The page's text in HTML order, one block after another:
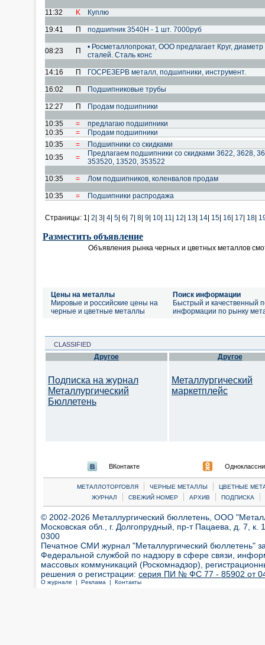
11:32 K Куплю
19:41 П подшипник 3540Н - 1 шт. 7000руб
08:23 П
• Росметаллопрокат, ООО предлагает Круг,
сталей. Сталь конс
14:16 П ГОСРЕЗЕРВ металл, подшипники, инструмент.
16:02 П Подшипниковые трубы
12:27 П Продам подшипники
10:35 =
предлагаю подшипники
10:35
=
Продам подшипники
10:35
=
Подшипники со скидками
10:35
=
Предлагаем подшипники со скидками 3622, 3628,
353520, 13520, 353522
10:35 = Лом подшипников, коленвалов продам
10:35 = Подшипники распродажа
Страницы: 1| 2 3 4 5 6 7 8 9 10 11 12 13 14 15 16 17 18
Разместить объявление
Объявления рынка черных и цветных металлов
Цены на металлы
Мировые и российские цены на
черные и цветные металлы
Поиск информации
Быстрый и качественный
информации по рынку
CLASSIFIED
Другое
Подписка на журнал
Металлургический
Бюллетень
Другое
Металлургический
маркетплейс
ВКонтакте
МЕТАЛЛОТОРГОВЛЯ | ЧЕРНЫЕ МЕТАЛЛЫ |
ЦВЕТНЫЕ
ЖУРНАЛ
| СВЕЖИЙ НОМЕР | АРХИВ | ПОДПИСКА |
© 2002-2026 Металлургический бюллетень, ООО
Московская обл., г. Долгопрудный, пр-т Пацаева, д. 7,
0300
Печатное СМИ журнал "Металлургический бюллетень"
Федеральной службой по надзору в сфере связи,
массовых коммуникаций (Роскомнадзор),
решения о регистрации: серия ПИ № ФС 77 - 85902 от 04
О журнале | Реклама | Контакты